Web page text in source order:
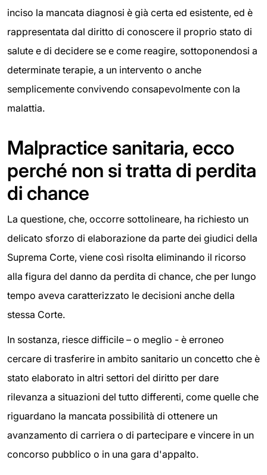
inciso la mancata diagnosi è già certa ed esistente, ed è
rappresentata dal diritto di conoscere il proprio stato di
salute e di decidere se e come reagire, sottoponendosi a
determinate terapie, a un intervento o anche
semplicemente convivendo consapevolmente con la
malattia.
Malpractice sanitaria, ecco
perché non si tratta di perdita
di chance
La questione, che, occorre sottolineare, ha richiesto un
delicato sforzo di elaborazione da parte dei giudici della
Suprema Corte, viene così risolta eliminando il ricorso
alla figura del danno da perdita di chance, che per lungo
tempo aveva caratterizzato le decisioni anche della
stessa Corte.
In sostanza, riesce difficile – o meglio - è erroneo
cercare di trasferire in ambito sanitario un concetto che è
stato elaborato in altri settori del diritto per dare
rilevanza a situazioni del tutto differenti, come quelle che
riguardano la mancata possibilità di ottenere un
avanzamento di carriera o di partecipare e vincere in un
concorso pubblico o in una gara d'appalto.